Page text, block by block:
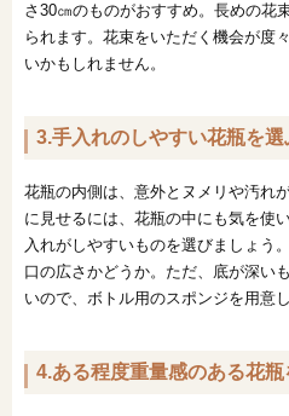
さ30㎝のものがおすすめ。長めの花
られます。花束をいただく機会が度
いかもしれません。
3.手入れのしやすい花瓶を選
花瓶の内側は、意外とヌメリや汚れ
に見せるには、花瓶の中にも気を使
入れがしやすいものを選びましょう
口の広さかどうか。ただ、底が深い
いので、ボトル用のスポンジを用意
4.ある程度重量感のある花瓶